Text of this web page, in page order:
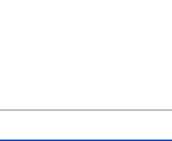
Angaben zur
Ferdinand
58256